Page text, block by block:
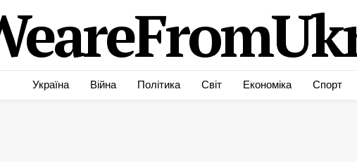
Україна Війна Політика Світ Економіка Спорт